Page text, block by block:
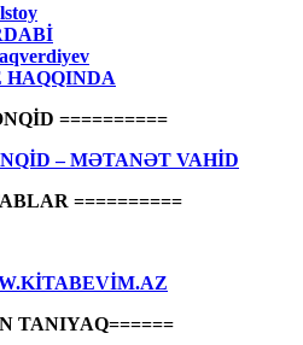
HAQQINDA
==========
– MƏTANƏT VAHİD
==========
TANIYAQ======